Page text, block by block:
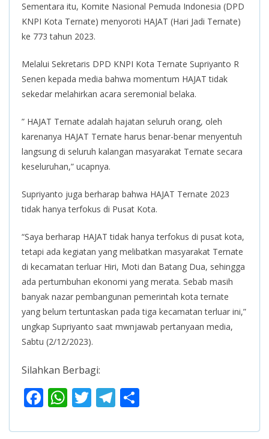
Sementara itu, Komite Nasional Pemuda Indonesia (DPD
KNPI Kota Ternate) menyoroti HAJAT (Hari Jadi Ternate)
ke 773 tahun 2023.
Melalui Sekretaris DPD KNPI Kota Ternate Supriyanto R
Senen kepada media bahwa momentum HAJAT tidak
sekedar melahirkan acara seremonial belaka.
” HAJAT Ternate adalah hajatan seluruh orang, oleh
karenanya HAJAT Ternate harus benar-benar menyentuh
langsung di seluruh kalangan masyarakat Ternate secara
keseluruhan,” ucapnya.
Supriyanto juga berharap bahwa HAJAT Ternate 2023
tidak hanya terfokus di Pusat Kota.
“Saya berharap HAJAT tidak hanya terfokus di pusat kota,
tetapi ada kegiatan yang melibatkan masyarakat Ternate
di kecamatan terluar Hiri, Moti dan Batang Dua, sehingga
ada pertumbuhan ekonomi yang merata. Sebab masih
banyak nazar pembangunan pemerintah kota ternate
yang belum tertuntaskan pada tiga kecamatan terluar ini,”
ungkap Supriyanto saat mwnjawab pertanyaan media,
Sabtu (2/12/2023).
Silahkan Berbagi:
F W T T